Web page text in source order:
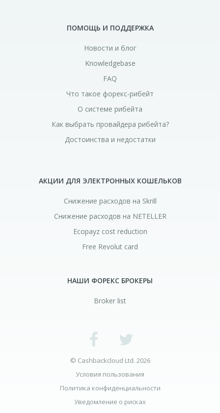
ПОМОЩЬ И ПОДДЕРЖКА
Новости и блог
Knowledgebase
FAQ
Что такое форекс-рибейт
О системе рибейта
Как выбрать провайдера рибейта?
Достоинства и недостатки
АКЦИИ ДЛЯ ЭЛЕКТРОННЫХ КОШЕЛЬКОВ
Снижение расходов на Skrill
Снижение расходов на NETELLER
Ecopayz cost reduction
Free Revolut card
НАШИ ФОРЕКС БРОКЕРЫ
Broker list
© Cashbackcloud Ltd. 2026
Условия пользования
Политика конфиденциальности
Уведомление о рисках